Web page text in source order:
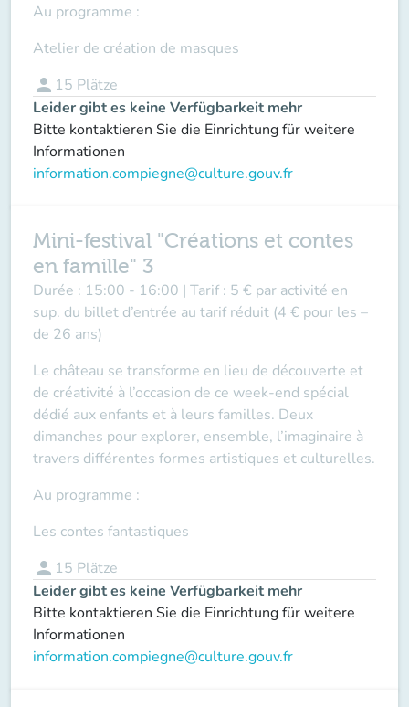
Au programme :
Atelier de création de masques
person 15 Plätze
Leider gibt es keine Verfügbarkeit mehr
Bitte kontaktieren Sie die Einrichtung für weitere
Informationen
information.compiegne@culture.gouv.fr
Mini-festival "Créations et contes
en famille" 3
Durée : 15:00 - 16:00 | Tarif : 5 € par activité en
sup. du billet d’entrée au tarif réduit (4 € pour les –
de 26 ans)
Le château se transforme en lieu de découverte et
de créativité à l’occasion de ce week-end spécial
dédié aux enfants et à leurs familles. Deux
dimanches pour explorer, ensemble, l’imaginaire à
travers différentes formes artistiques et culturelles.
Au programme :
Les contes fantastiques
person 15 Plätze
Leider gibt es keine Verfügbarkeit mehr
Bitte kontaktieren Sie die Einrichtung für weitere
Informationen
information.compiegne@culture.gouv.fr